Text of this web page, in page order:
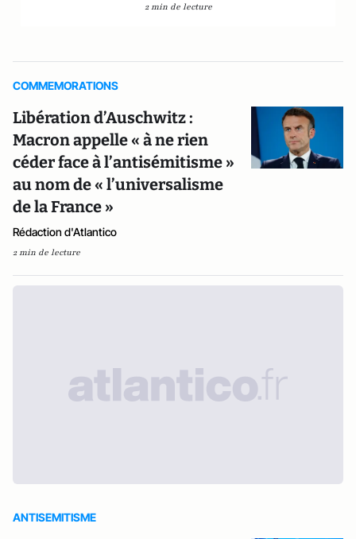
2 min de lecture
COMMEMORATIONS
Libération d’Auschwitz :
Macron appelle « à ne rien
céder face à l’antisémitisme »
au nom de « l’universalisme
de la France »
Rédaction d'Atlantico
2 min de lecture
ANTISEMITISME